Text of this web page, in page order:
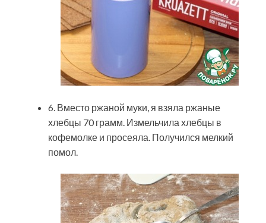
6. Вместо ржаной муки, я взяла ржаные
хлебцы 70 грамм. Измельчила хлебцы в
кофемолке и просеяла. Получился мелкий
помол.